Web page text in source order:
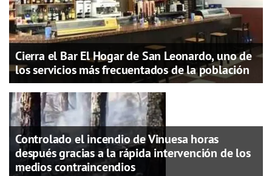
Cierra el Bar El Hogar de San Leonardo, uno de
los servicios más frecuentados de la población
Controlado el incendio de Vinuesa horas
después gracias a la rápida intervención de los
medios contraincendios